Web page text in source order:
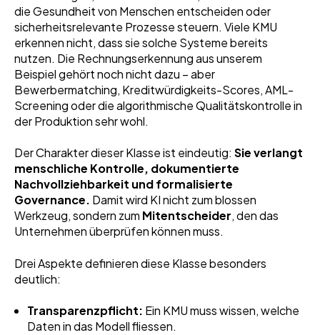
die Gesundheit von Menschen entscheiden oder
sicherheitsrelevante Prozesse steuern. Viele KMU
erkennen nicht, dass sie solche Systeme bereits
nutzen. Die Rechnungserkennung aus unserem
Beispiel gehört noch nicht dazu – aber
Bewerbermatching, Kreditwürdigkeits-Scores, AML-
Screening oder die algorithmische Qualitätskontrolle in
der Produktion sehr wohl.
Der Charakter dieser Klasse ist eindeutig: Sie verlangt
menschliche Kontrolle, dokumentierte
Nachvollziehbarkeit und formalisierte
Governance. Damit wird KI nicht zum blossen
Werkzeug, sondern zum Mitentscheider, den das
Unternehmen überprüfen können muss.
Drei Aspekte definieren diese Klasse besonders
deutlich:
Transparenzpflicht: Ein KMU muss wissen, welche
Daten in das Modell fliessen.